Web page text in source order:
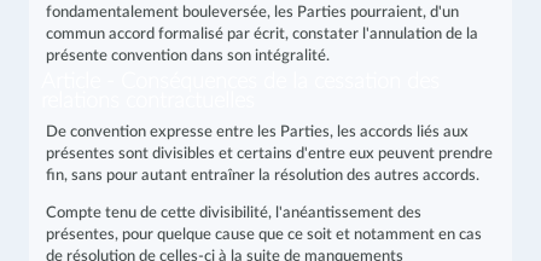
fondamentalement bouleversée, les Parties pourraient, d'un
commun accord formalisé par écrit, constater l'annulation de la
présente convention dans son intégralité.
De convention expresse entre les Parties, les accords liés aux
présentes sont divisibles et certains d'entre eux peuvent prendre
fin, sans pour autant entraîner la résolution des autres accords.
Compte tenu de cette divisibilité, l'anéantissement des
présentes, pour quelque cause que ce soit et notamment en cas
de résolution de celles-ci à la suite de manquements